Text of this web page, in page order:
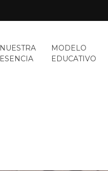
NUESTRA
ESENCIA
MODELO
EDUCATIVO